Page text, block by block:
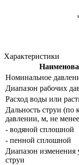
Характеристики
Номинальное
Диапазон рабочих
Расход воды или
Дальность струи
давлении, м, не
- водяной сплошной
- пенной сплошной
Диапазон изменения
струи